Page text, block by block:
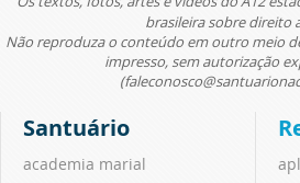
brasileira sobre direito
Não reproduza o conteúdo em outro meio
impresso, sem autorização
Santuário
academia marial